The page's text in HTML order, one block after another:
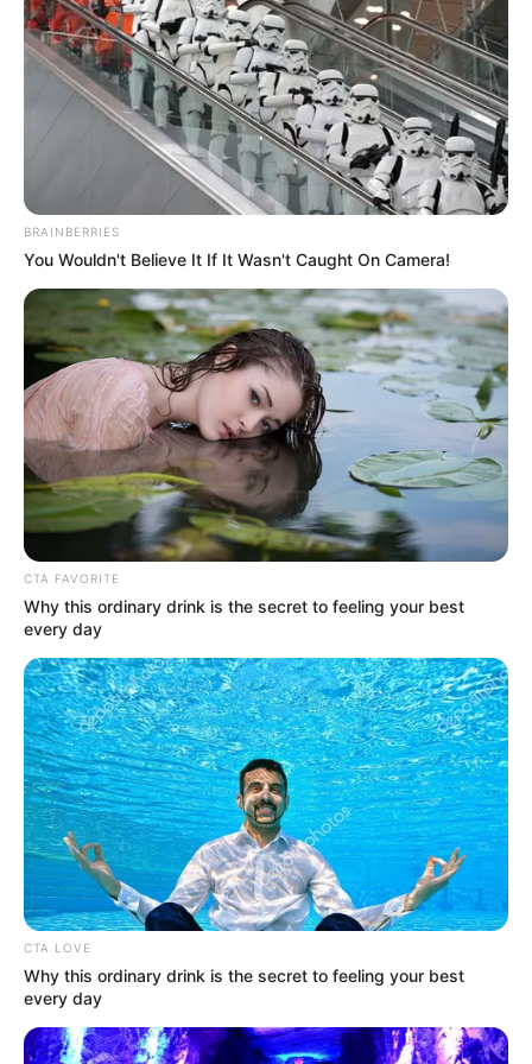
azonban megmutatták, hogy a csatlakozás utáni
visszarendeződésre az EU sokáig gyenge, lassú és
politikailag nehézkes válaszokat tudott adni.
A mostani ötös javaslat ebből vonja le a
következtetést. Nem elég a belépés előtt kipipálni a
jogállamisági feltételeket. A tagság után is kell
olyan mechanizmus, amely gyorsan,
automatikusabban és kevésbé blokkolható módon
tud reagálni.
Ezért kerülhetnek a csatlakozási szerződésekbe új
szankciós eszközök: uniós pénzek felfüggesztése,
szavazati jog korlátozása, jogállamisági
sokkal keményebb számonkérése.
BRAINBERRIES
You Wouldn't Believe It If It Wasn't Caught On Camera!
CTA FAVORITE
Why this ordinary drink is the secret to feeling your best
every day
CTA LOVE
Why this ordinary drink is the secret to feeling your best
every day